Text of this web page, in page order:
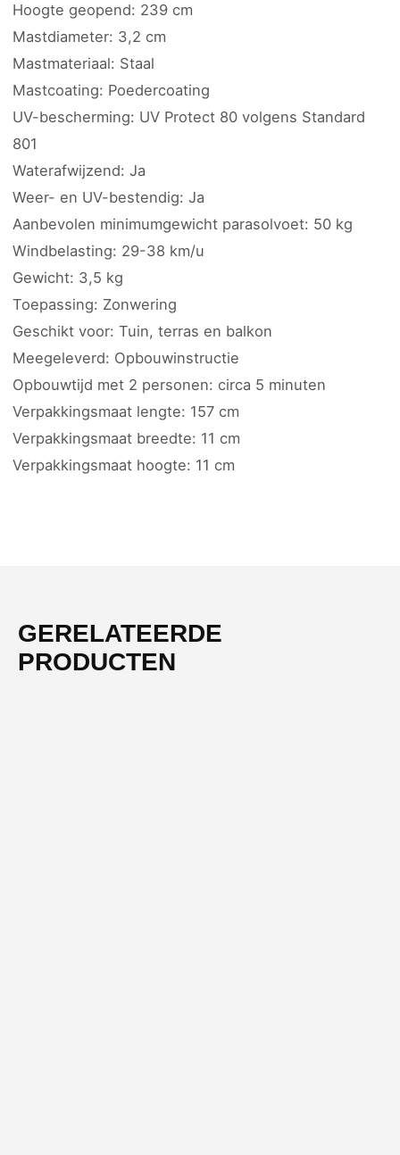
Hoogte geopend: 239 cm
Mastdiameter: 3,2 cm
Mastmateriaal: Staal
Mastcoating: Poedercoating
UV-bescherming: UV Protect 80 volgens Standard
801
Waterafwijzend: Ja
Weer- en UV-bestendig: Ja
Aanbevolen minimumgewicht parasolvoet: 50 kg
Windbelasting: 29-38 km/u
Gewicht: 3,5 kg
Toepassing: Zonwering
Geschikt voor: Tuin, terras en balkon
Meegeleverd: Opbouwinstructie
Opbouwtijd met 2 personen: circa 5 minuten
Verpakkingsmaat lengte: 157 cm
Verpakkingsmaat breedte: 11 cm
Verpakkingsmaat hoogte: 11 cm
GERELATEERDE
PRODUCTEN